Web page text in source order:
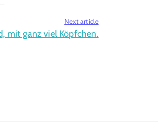
Next article
mit ganz viel Köpfchen.